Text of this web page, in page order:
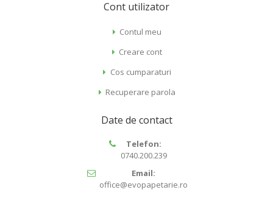
Cont utilizator
Contul meu
Creare cont
Cos cumparaturi
Recuperare parola
Date de contact
Telefon:
0740.200.239
Email:
office@evopapetarie.ro